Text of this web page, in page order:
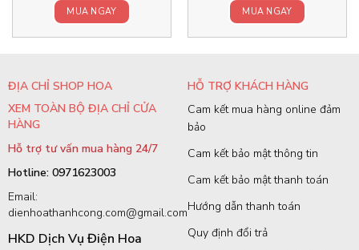
MUA NGAY MUA NGAY
ĐỊA CHỈ SHOP HOA
XEM TOÀN BỘ ĐỊA CHỈ CỬA
HÀNG
Hỗ trợ tư vấn mua hàng 24/7
Hotline: 0971623003
Email:
dienhoathanhcong.com@gmail.com
HKD Dịch Vụ Điện Hoa
HỖ TRỢ KHÁCH HÀNG
Cam kết mua hàng online đảm
bảo
Cam kết bảo mật thông tin
Cam kết bảo mật thanh toán
Hướng dẫn thanh toán
Quy định đổi trả